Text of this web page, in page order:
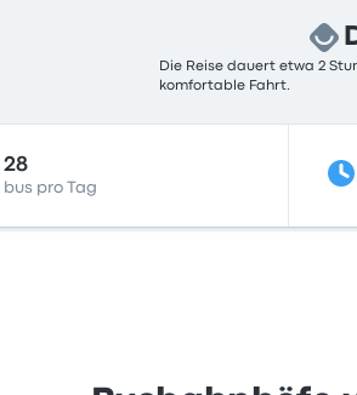
Die Reise dauert etwa 2
komfortable Fahrt.
28
bus pro Tag